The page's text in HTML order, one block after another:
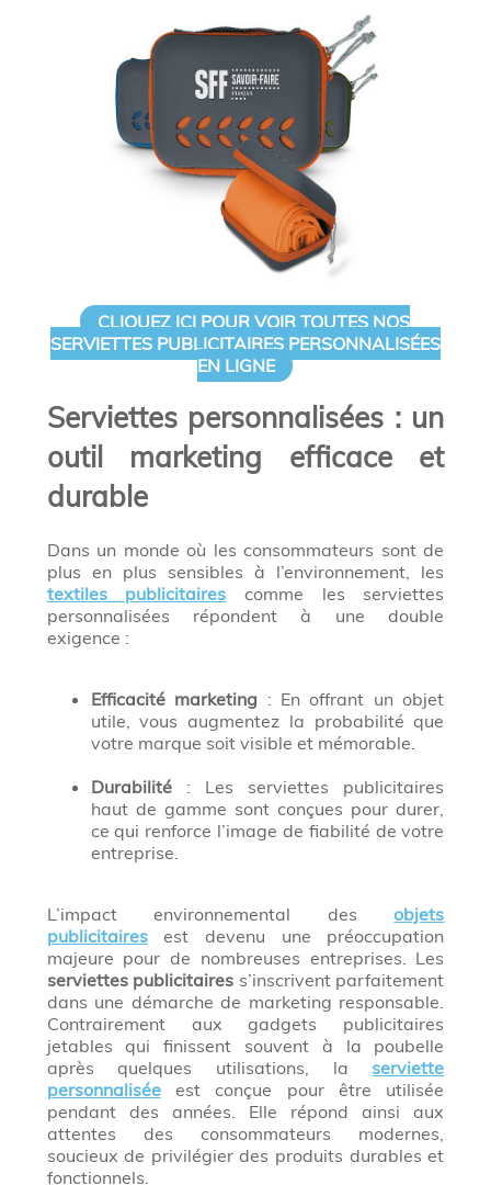
CLIQUEZ ICI POUR VOIR TOUTES NOS
SERVIETTES PUBLICITAIRES PERSONNALISÉES
EN LIGNE
Serviettes personnalisées : un
outil marketing efficace et
durable
Dans un monde où les consommateurs sont de
plus en plus sensibles à l’environnement, les
textiles publicitaires comme les serviettes
personnalisées répondent à une double
exigence :
Efficacité marketing : En offrant un objet
utile, vous augmentez la probabilité que
votre marque soit visible et mémorable.
Durabilité: Les serviettes publicitaires
haut de gamme sont conçues pour durer,
ce qui renforce l’image de fiabilité de votre
entreprise.
L’impact environnemental desobjets
publicitairesest devenu une préoccupation
majeure pour de nombreuses entreprises. Les
serviettes publicitaires s’inscrivent parfaitement
dans une démarche de marketing responsable.
Contrairement aux gadgets publicitaires
jetables qui finissent souvent à la poubelle
après quelques utilisations, laserviette
personnaliséeest conçue pour être utilisée
pendant des années. Elle répond ainsi aux
attentes des consommateurs modernes,
soucieux de privilégier des produits durables et
fonctionnels.